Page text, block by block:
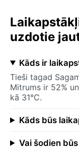
uzdotie
Kāds ir
Tieši tagad
Mitrums ir 52%
kā 31°C.
Kāds būs
Vai šodien